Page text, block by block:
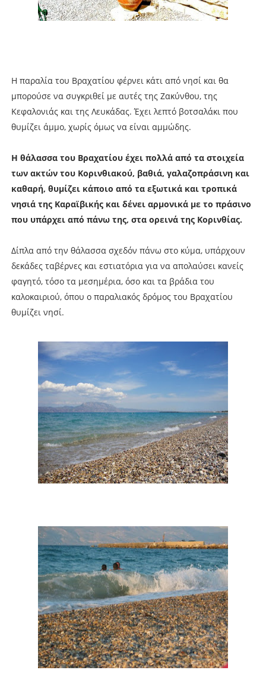
Η παραλία του Βραχατίου φέρνει κάτι από νησί και θα
μπορούσε να συγκριθεί με αυτές της Ζακύνθου, της
Κεφαλονιάς και της Λευκάδας. Έχει λεπτό βοτσαλάκι που
θυμίζει άμμο, χωρίς όμως να είναι αμμώδης.
Η θάλασσα του Βραχατίου έχει πολλά από τα στοιχεία
των ακτών του Κορινθιακού, βαθιά, γαλαζοπράσινη και
καθαρή, θυμίζει κάποιο από τα εξωτικά και τροπικά
νησιά της Καραϊβικής και δένει αρμονικά με το πράσινο
που υπάρχει από πάνω της, στα ορεινά της Κορινθίας.
Δίπλα από την θάλασσα σχεδόν πάνω στο κύμα, υπάρχουν
δεκάδες ταβέρνες και εστιατόρια για να απολαύσει κανείς
φαγητό, τόσο τα μεσημέρια, όσο και τα βράδια του
καλοκαιριού, όπου ο παραλιακός δρόμος του Βραχατίου
θυμίζει νησί.